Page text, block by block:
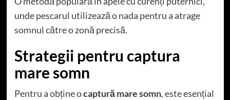
unde pescarul utilizează o nada pentru a atrage
somnul către o zonă precisă.
Strategii pentru captura
mare somn
Pentru a obține ocaptură mare somn, este esențial